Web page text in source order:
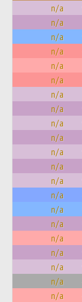
n/a
n/a
n/a
n/a
n/a
n/a
n/a
n/a
n/a
n/a
n/a
n/a
n/a
n/a
n/a
n/a
n/a
n/a
n/a
n/a
n/a